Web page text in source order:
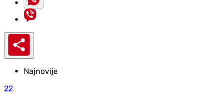
Najnovije
22